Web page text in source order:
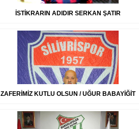
İSTİKRARIN ADIDIR SERKAN ŞATIR
ZAFERİMİZ KUTLU OLSUN / UĞUR BABAYİĞİT